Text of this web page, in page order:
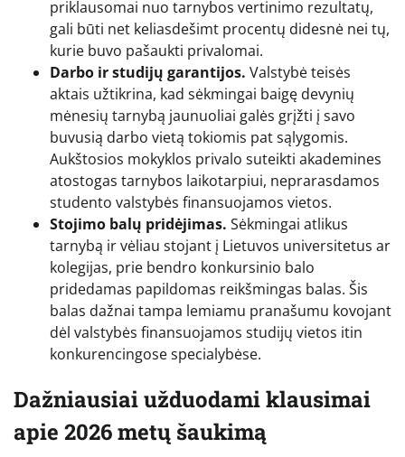
priklausomai nuo tarnybos vertinimo rezultatų,
gali būti net keliasdešimt procentų didesnė nei tų,
kurie buvo pašaukti privalomai.
Darbo ir studijų garantijos. Valstybė teisės
aktais užtikrina, kad sėkmingai baigę devynių
mėnesių tarnybą jaunuoliai galės grįžti į savo
buvusią darbo vietą tokiomis pat sąlygomis.
Aukštosios mokyklos privalo suteikti akademines
atostogas tarnybos laikotarpiui, neprarasdamos
studento valstybės finansuojamos vietos.
Stojimo balų pridėjimas. Sėkmingai atlikus
tarnybą ir vėliau stojant į Lietuvos universitetus ar
kolegijas, prie bendro konkursinio balo
pridedamas papildomas reikšmingas balas. Šis
balas dažnai tampa lemiamu pranašumu kovojant
dėl valstybės finansuojamos studijų vietos itin
konkurencingose specialybėse.
Dažniausiai užduodami klausimai
apie 2026 metų šaukimą